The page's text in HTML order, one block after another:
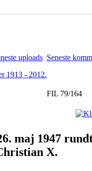
uploads Seneste
1913 - 2012.
FIL 79/164
maj 1947
X.